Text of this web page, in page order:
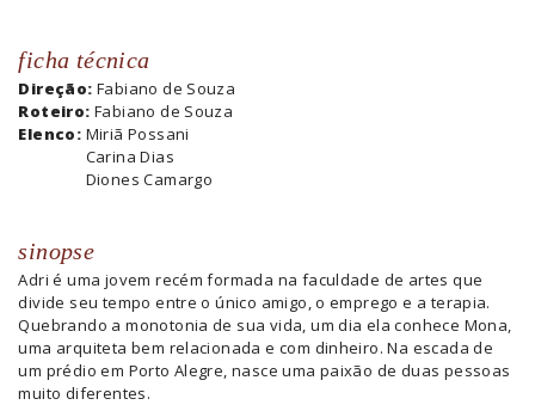
ficha técnica
Direção: Fabiano de Souza
Roteiro: Fabiano de Souza
Elenco: Miriã Possani
Carina Dias
Diones Camargo
sinopse
Adri é uma jovem recém formada na faculdade de artes que
divide seu tempo entre o único amigo, o emprego e a terapia.
Quebrando a monotonia de sua vida, um dia ela conhece Mona,
uma arquiteta bem relacionada e com dinheiro. Na escada de
um prédio em Porto Alegre, nasce uma paixão de duas pessoas
muito diferentes.